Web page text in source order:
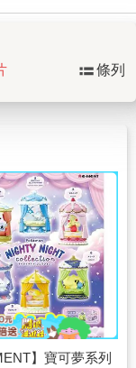
條列
】寶可夢系列